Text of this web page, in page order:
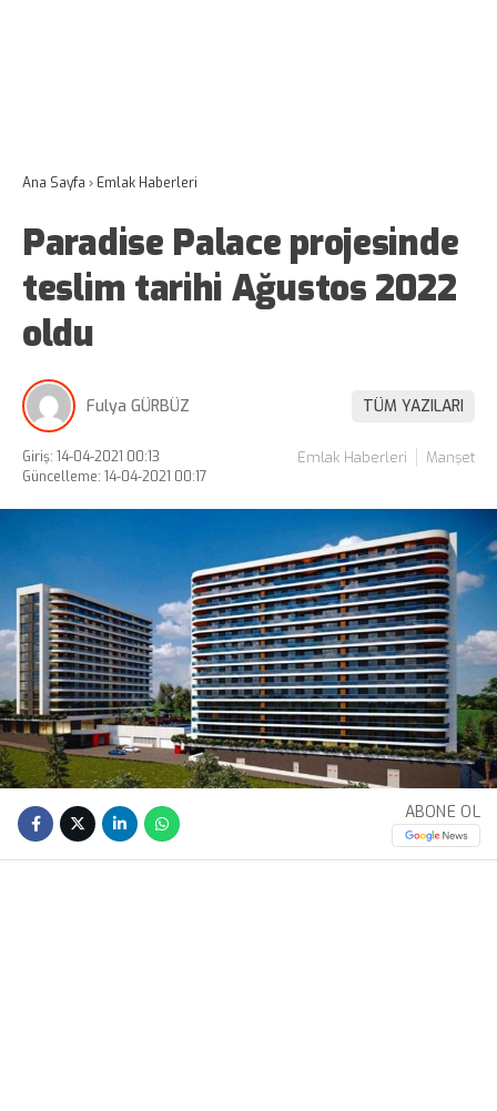
Ana Sayfa › Emlak Haberleri
Paradise Palace projesinde
teslim tarihi Ağustos 2022
oldu
Fulya GÜRBÜZ TÜM YAZILARI
Giriş: 14-04-2021 00:13
Güncelleme: 14-04-2021 00:17
Emlak Haberleri Manşet
ABONE OL